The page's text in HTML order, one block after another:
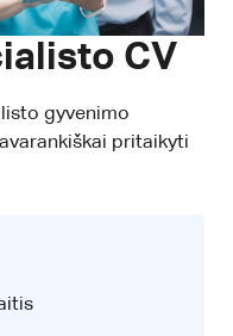
CV
gyvenimo
pritaikyti